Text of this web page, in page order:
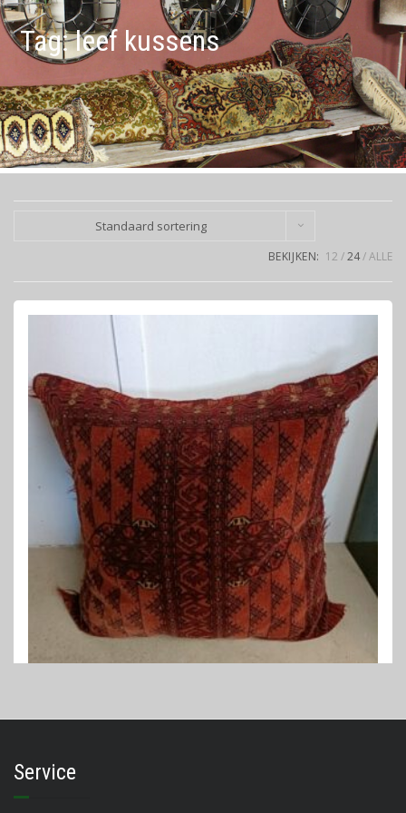
Tag:leef kussens
Standaard sortering
BEKIJKEN: 12 24 ALLE
Perzisch kussen 90 x 90 cm
Service